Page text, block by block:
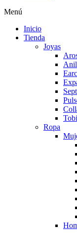
Menú
Inicio
Tienda
Joyas
Ropa